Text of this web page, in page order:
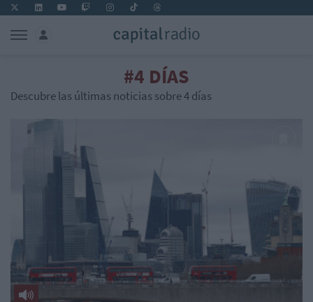
#4 DÍAS
Descubre las últimas noticias sobre 4 días